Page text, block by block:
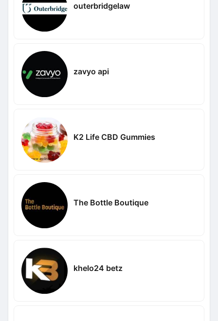
outerbridgelaw
zavyo api
K2 Life CBD Gummies
The Bottle Boutique
khelo24 betz